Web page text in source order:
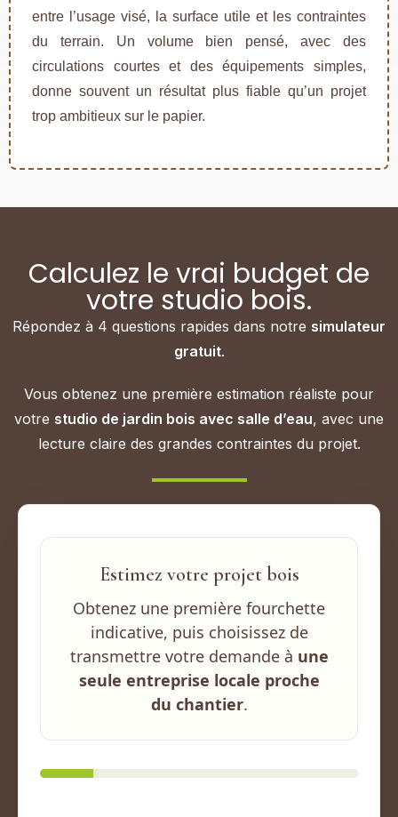
entre l’usage visé, la surface utile et les contraintes
du terrain. Un volume bien pensé, avec des
circulations courtes et des équipements simples,
donne souvent un résultat plus fiable qu’un projet
trop ambitieux sur le papier.
Calculez le vrai budget de
votre studio bois.
Répondez à 4 questions rapides dans notre simulateur
gratuit.
Vous obtenez une première estimation réaliste pour
votre studio de jardin bois avec salle d’eau, avec une
lecture claire des grandes contraintes du projet.
Estimez votre projet bois
Obtenez une première fourchette
indicative, puis choisissez de
transmettre votre demande à une
seule entreprise locale proche
du chantier.